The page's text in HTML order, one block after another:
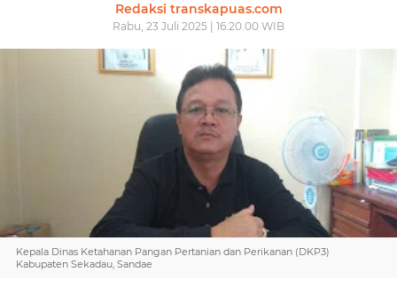
Redaksi transkapuas.com
Rabu, 23 Juli 2025 | 16.20.00 WIB
Kepala Dinas Ketahanan Pangan Pertanian dan Perikanan (DKP3)
Kabupaten Sekadau, Sandae